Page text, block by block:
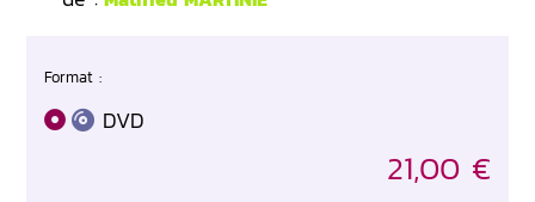
Format :
DVD
21,00 €